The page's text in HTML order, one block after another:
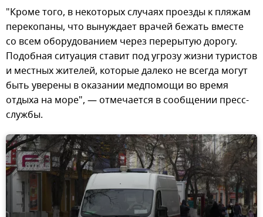
"Кроме того, в некоторых случаях проезды к пляжам
перекопаны, что вынуждает врачей бежать вместе
со всем оборудованием через перерытую дорогу.
Подобная ситуация ставит под угрозу жизни туристов
и местных жителей, которые далеко не всегда могут
быть уверены в оказании медпомощи во время
отдыха на море", — отмечается в сообщении пресс-
службы.